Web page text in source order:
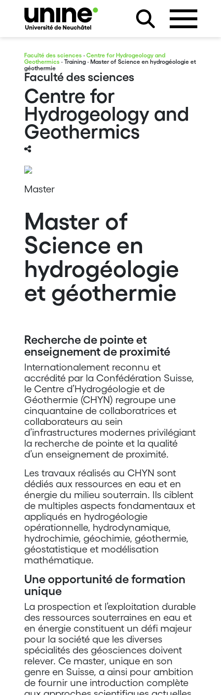
Faculté des sciences · Centre for Hydrogeology and
Geothermics · Training· Master of Science en hydrogéologie et
géothermie
Faculté des sciences
Centre for
Hydrogeology and
Geothermics
Master
Master of
Science en
hydrogéologie
et géothermie
Recherche de pointe et
enseignement de proximité
Internationalement reconnu et
accrédité par la Confédération Suisse,
le Centre d’Hydrogéologie et de
Géothermie (CHYN) regroupe une
cinquantaine de collaboratrices et
collaborateurs au sein
d’infrastructures modernes privilégiant
la recherche de pointe et la qualité
d’un enseignement de proximité.
Les travaux réalisés au CHYN sont
dédiés aux ressources en eau et en
énergie du milieu souterrain. Ils ciblent
de multiples aspects fondamentaux et
appliqués en hydrogéologie
opérationnelle, hydrodynamique,
hydrochimie, géochimie, géothermie,
géostatistique et modélisation
mathématique.
Une opportunité de formation
unique
La prospection et l’exploitation durable
des ressources souterraines en eau et
en énergie constituent un défi majeur
pour la société que les diverses
spécialités des géosciences doivent
relever. Ce master, unique en son
genre en Suisse, a ainsi pour ambition
de fournir une introduction complète